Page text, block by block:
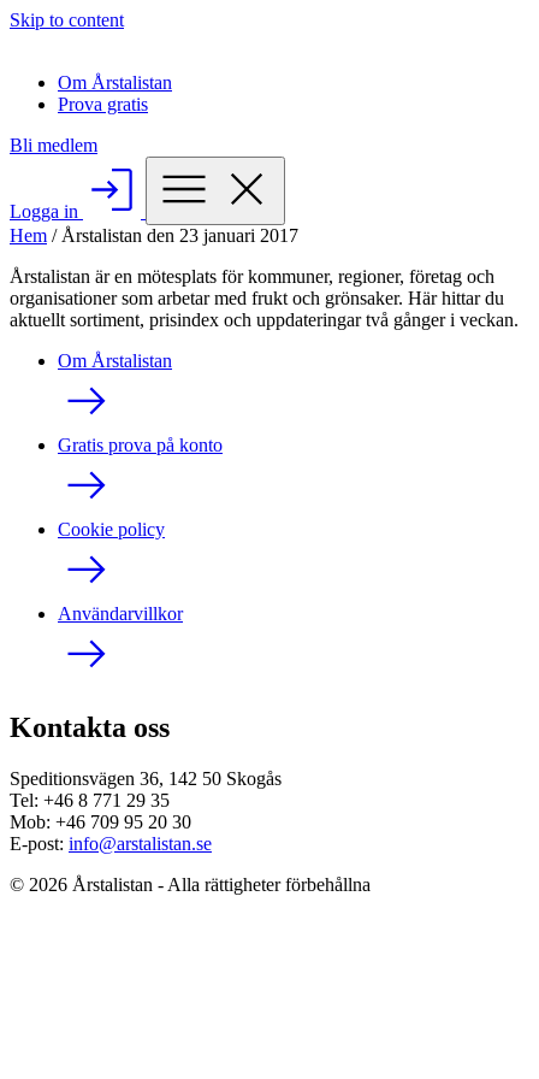
Skip to content
Om Årstalistan
Prova gratis
Bli medlem
Logga in
Hem / Årstalistan den 23 januari 2017
Årstalistan är en mötesplats för kommuner, regioner, företag och
organisationer som arbetar med frukt och grönsaker. Här hittar du
aktuellt sortiment, prisindex och uppdateringar två gånger i veckan.
Om Årstalistan
Gratis prova på konto
Cookie policy
Användarvillkor
Kontakta oss
Speditionsvägen 36, 142 50 Skogås
Tel: +46 8 771 29 35
Mob: +46 709 95 20 30
E-post: info@arstalistan.se
© 2026 Årstalistan - Alla rättigheter förbehållna